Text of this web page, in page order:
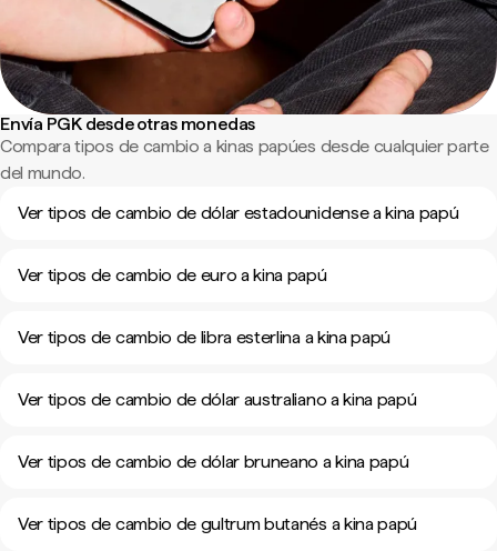
Envía PGK desde otras monedas
Compara tipos de cambio a kinas papúes desde cualquier parte
del mundo.
Ver tipos de cambio de dólar estadounidense a kina papú
Ver tipos de cambio de euro a kina papú
Ver tipos de cambio de libra esterlina a kina papú
Ver tipos de cambio de dólar australiano a kina papú
Ver tipos de cambio de dólar bruneano a kina papú
Ver tipos de cambio de gultrum butanés a kina papú